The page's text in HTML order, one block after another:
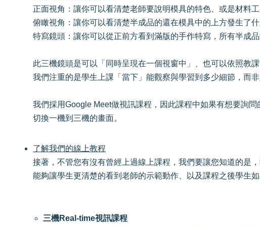
正面視角：讓你可以看清楚老師要說明模具的特色、或是材料
俯瞰視角：讓你可以看清楚半成品的還在模具中的上方發生了
特寫鏡頭：讓你可以從正前方看到滿版的手作特寫，所有半成
此三機鏡頭是可以「同時呈現在一個視窗中」、也可以依照教
我們注重的是學生上課「當下」能觀察與學習到多少細節，而
我們採用Google Meet做視訊課程，因此課程中如果有想要詢
切換一機到三機的畫面。
了解我們的線上教程
接著，不管您有沒有曾經上過線上課程，我們要讓您知道的是
能夠讓學生更清楚的看到老師的示範動作、以及課程之後學生
三機Real-time視訊課程